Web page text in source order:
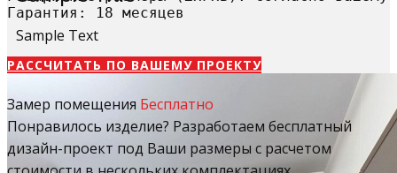
Sample Text
Гарантия: 18 месяцев
РАССЧИТАТЬ​ ПО ВАШЕМУ ПРОЕКТУ
Замер помещения Бесплатно
Понравилось изделие? Разработаем бесплатный
дизайн-проект под Ваши размеры с расчетом